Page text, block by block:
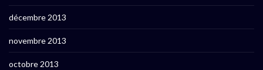
décembre 2013
novembre 2013
octobre 2013